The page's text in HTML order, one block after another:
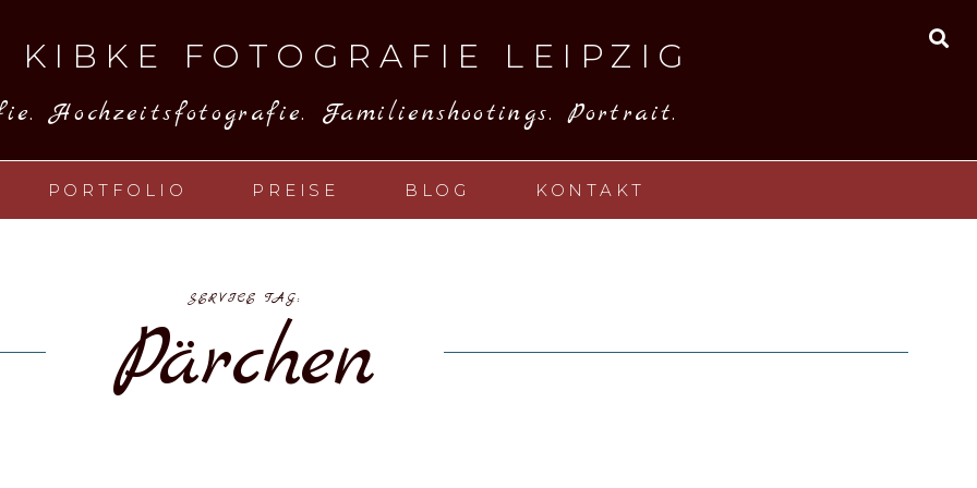
KIBKE FOTOGRAFIE LEIPZIG
Hochzeitsfotografie. Familienshootings. Portrait.
PORTFOLIO PREISE BLOG KONTAKT
SERVICE TAG:
Pärchen